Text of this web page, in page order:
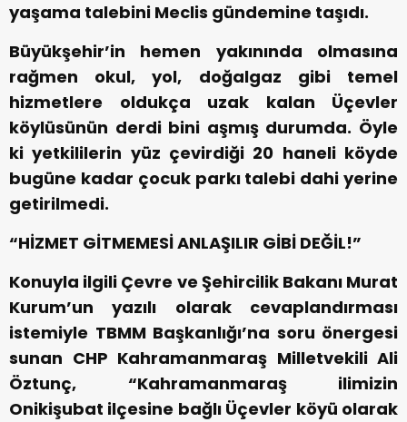
yaşama talebini Meclis gündemine taşıdı.
Büyükşehir’in hemen yakınında olmasına
rağmen okul, yol, doğalgaz gibi temel
hizmetlere oldukça uzak kalan Üçevler
köylüsünün derdi bini aşmış durumda. Öyle
ki yetkililerin yüz çevirdiği 20 haneli köyde
bugüne kadar çocuk parkı talebi dahi yerine
getirilmedi.
“HİZMET GİTMEMESİ ANLAŞILIR GİBİ DEĞİL!”
Konuyla ilgili Çevre ve Şehircilik Bakanı Murat
Kurum’un yazılı olarak cevaplandırması
istemiyle TBMM Başkanlığı’na soru önergesi
sunan CHP Kahramanmaraş Milletvekili Ali
Öztunç, “Kahramanmaraş ilimizin
Onikişubat ilçesine bağlı Üçevler köyü olarak